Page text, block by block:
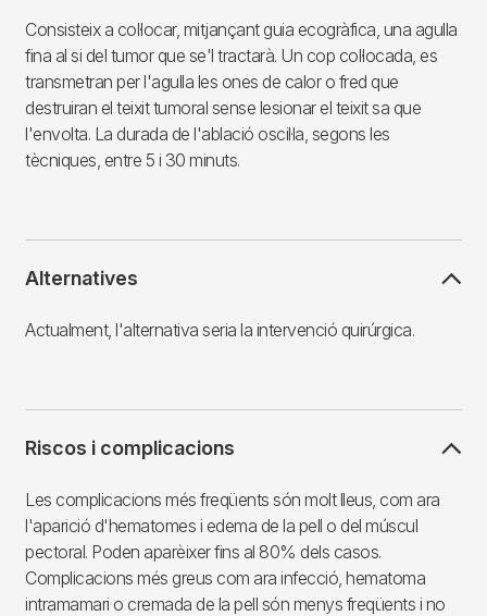
Consisteix a col·locar, mitjançant guia ecogràfica, una agulla
fina al si del tumor que se'l tractarà. Un cop col·locada, es
transmetran per l'agulla les ones de calor o fred que
destruiran el teixit tumoral sense lesionar el teixit sa que
l'envolta. La durada de l'ablació oscil·la, segons les
tècniques, entre 5 i 30 minuts.
Alternatives
Actualment, l'alternativa seria la intervenció quirúrgica.
Riscos i complicacions
Les complicacions més freqüents són molt lleus, com ara
l'aparició d'hematomes i edema de la pell o del múscul
pectoral. Poden aparèixer fins al 80% dels casos.
Complicacions més greus com ara infecció, hematoma
intramamari o cremada de la pell són menys freqüents i no